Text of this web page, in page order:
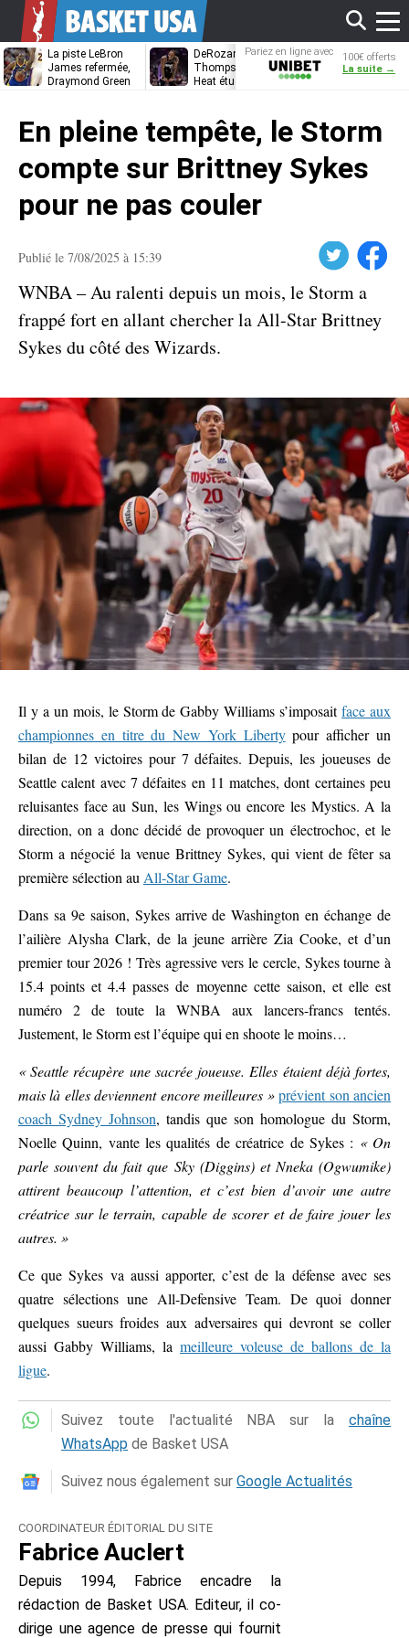
La piste LeBron
James refermée,
Draymond Green
DeRozan, Beal,
Thompson… Le
Heat étudie ses
Kentavious
Caldwell-
Pariez en ligne avec
Unibet
100€ offerts
La suite →
En pleine tempête, le Storm
compte sur Brittney Sykes
pour ne pas couler
Publié le 7/08/2025 à 15:39 Facebook
WNBA – Au ralenti depuis un mois, le Storm a
frappé fort en allant chercher la All-Star Brittney
Sykes du côté des Wizards.
Il y a un mois, le Storm de Gabby Williams s’imposaitface aux
championnes en titre du New York Libertypour afficher un
bilan de 12 victoires pour 7 défaites. Depuis, les joueuses de
Seattle calent avec 7 défaites en 11 matches, dont certaines peu
reluisantes face au Sun, les Wings ou encore les Mystics. A la
direction, on a donc décidé de provoquer un électrochoc, et le
Storm a négocié la venue Brittney Sykes, qui vient de fêter sa
première sélection auAll-Star Game.
Dans sa 9e saison, Sykes arrive de Washington en échange de
l’ailière Alysha Clark, de la jeune arrière Zia Cooke, et d’un
premier tour 2026 ! Très agressive vers le cercle, Sykes tourne à
15.4 points et 4.4 passes de moyenne cette saison, et elle est
numéro 2 de toute la WNBA aux lancers-francs tentés.
Justement, le Storm est l’équipe qui en shoote le moins…
« Seattle récupère une sacrée joueuse. Elles étaient déjà fortes,
mais là elles deviennent encore meilleures » prévient son ancien
coach Sydney Johnson, tandis que son homologue du Storm,
Noelle Quinn, vante les qualités de créatrice de Sykes : « On
parle souvent du fait que Sky (Diggins) et Nneka (Ogwumike)
attirent beaucoup l’attention, et c’est bien d’avoir une autre
créatrice sur le terrain, capable de scorer et de faire jouer les
autres. »
Ce que Sykes va aussi apporter, c’est de la défense avec ses
quatre sélections une All-Defensive Team. De quoi donner
quelques sueurs froides aux adversaires qui devront se coller
aussi Gabby Williams, la meilleure voleuse de ballons de la
ligue.
Suivez toute l'actualité NBA sur la chaîne
WhatsApp de Basket USA
Suivez nous également sur Google Actualités
COORDINATEUR ÉDITORIAL DU SITE
Fabrice Auclert
Depuis 1994, Fabrice encadre la
rédaction de Basket USA. Editeur, il co-
dirige une agence de presse qui fournit